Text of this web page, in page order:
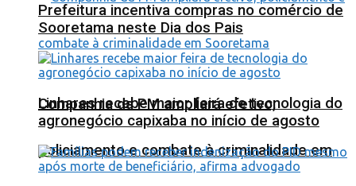
Companhia da PM ampliará efetivo,
policiamento e combate à criminalidade em
Prefeitura incentiva compras no comércio de
Sooretama neste Dia dos Pais
Linhares recebe maior feira de tecnologia do
agronegócio capixaba no início de agosto